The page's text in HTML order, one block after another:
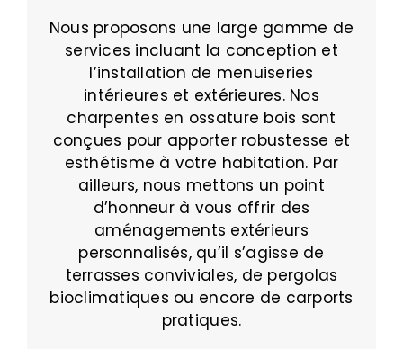
Nous proposons une large gamme de
services incluant la conception et
l’installation de menuiseries
intérieures et extérieures. Nos
charpentes en ossature bois sont
conçues pour apporter robustesse et
esthétisme à votre habitation. Par
ailleurs, nous mettons un point
d’honneur à vous offrir des
aménagements extérieurs
personnalisés, qu’il s’agisse de
terrasses conviviales, de pergolas
bioclimatiques ou encore de carports
pratiques.